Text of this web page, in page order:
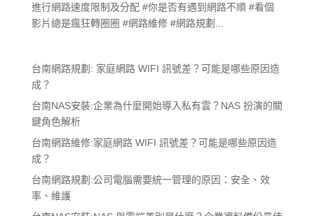
進行網路速度限制及分配 #你是否有遇到網路不順 #看個
影片總是瘋狂轉圈圈 #網路維修 #網路規劃...
台南網路規劃: 家庭網路 WIFI 訊號差？可能是哪些原因造
成？
台南NAS安裝:企業為什麼開始導入私有雲？NAS 扮演的關
鍵角色解析
台南網路維修:家庭網路 WIFI 訊號差？可能是哪些原因造
成？
台南網路規劃:公司電腦需要統一管理的原因：安全、效
率、維護